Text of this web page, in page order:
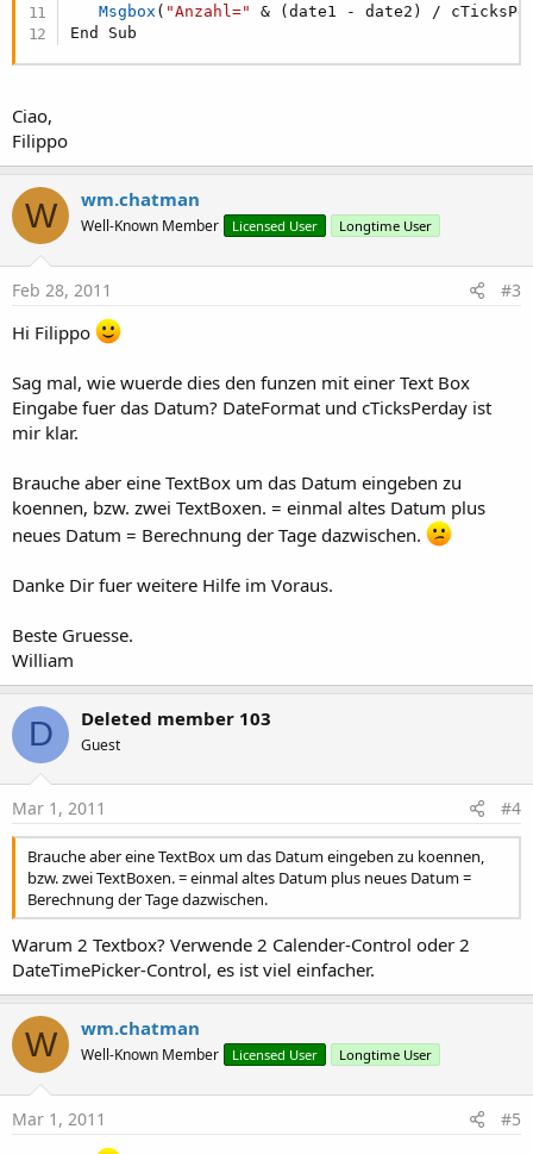
Msgbox ( "Anzahl=" & (date1 - date2 ) /
End Sub
Ciao,
Filippo
W wm.chatman
Well-Known Member Licensed User Longtime User
Feb 28, 2011 #3
Hi Filippo
Sag mal, wie wuerde dies den funzen mit einer Text Box
Eingabe fuer das Datum? DateFormat und cTicksPerday ist
mir klar.
Brauche aber eine TextBox um das Datum eingeben zu
koennen, bzw. zwei TextBoxen. = einmal altes Datum plus
neues Datum = Berechnung der Tage dazwischen.
Danke Dir fuer weitere Hilfe im Voraus.
Beste Gruesse.
William
D Deleted member 103
Guest
Mar 1, 2011 #4
Brauche aber eine TextBox um das Datum eingeben zu koennen,
bzw. zwei TextBoxen. = einmal altes Datum plus neues Datum =
Berechnung der Tage dazwischen.
Warum 2 Textbox? Verwende 2 Calender-Control oder 2
DateTimePicker-Control, es ist viel einfacher.
W wm.chatman
Well-Known Member Licensed User Longtime User
Mar 1, 2011 #5